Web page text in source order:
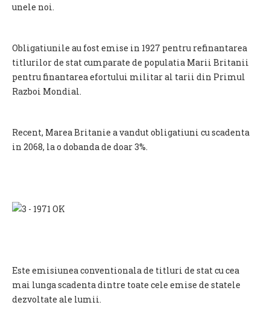
unele noi.
Obligatiunile au fost emise in 1927 pentru refinantarea
titlurilor de stat cumparate de populatia Marii Britanii
pentru finantarea efortului militar al tarii din Primul
Razboi Mondial.
Recent, Marea Britanie a vandut obligatiuni cu scadenta
in 2068, la o dobanda de doar 3%.
Este emisiunea conventionala de titluri de stat cu cea
mai lunga scadenta dintre toate cele emise de statele
dezvoltate ale lumii.